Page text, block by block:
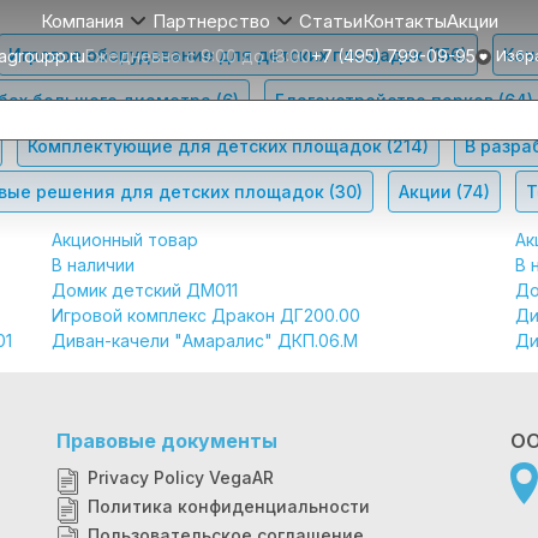
Компания Партнерство СтатьиКонтактыАкции
Ежедневно с 9:00 до 18:00+7 (495) 799-09-95
Игровое оборудование для детских площадок(156)
большого диаметра(6) Благоустройство парков(64)
Комплектующие для детских площадок(214) В
решения для детских площадок (30) Акции (74)
Акционный товар
В наличии
Домик детский ДМ011
В
Игровой комплекс Дракон ДГ200.00
Диван-качели "Амаралис" ДКП.06.М
Правовые документы
Privacy Policy VegaAR
Политика конфиденциальности